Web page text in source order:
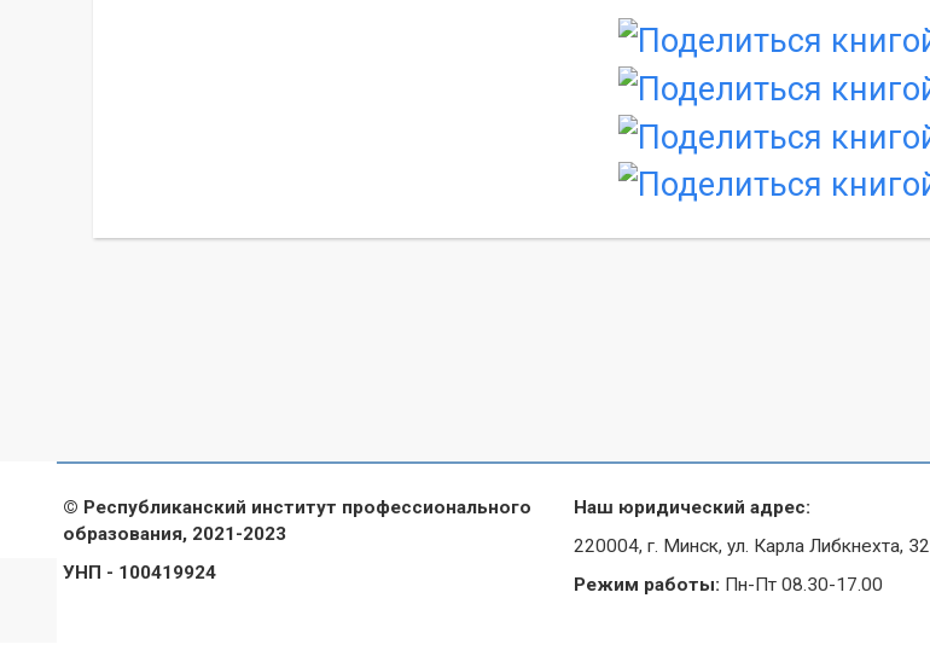
© Республиканский институт профессионального
образования, 2021-2023
УНП - 100419924
Наш юридический адрес:
220004, г. Минск, ул. Карла Либкнехта, 32
Режим работы: Пн-Пт 08.30-17.00